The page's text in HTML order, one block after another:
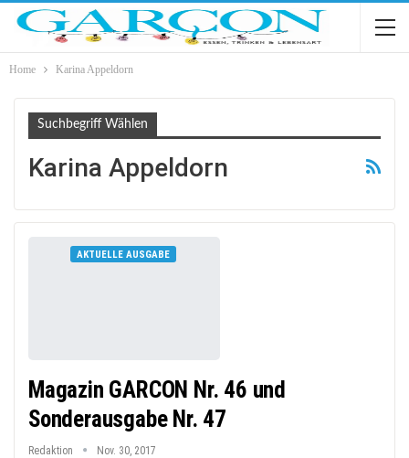
Home Karina Appeldorn
Suchbegriff Wählen
Karina Appeldorn
AKTUELLE AUSGABE
Magazin GARCON Nr. 46 und
Sonderausgabe Nr. 47
Redaktion Nov. 30, 2017